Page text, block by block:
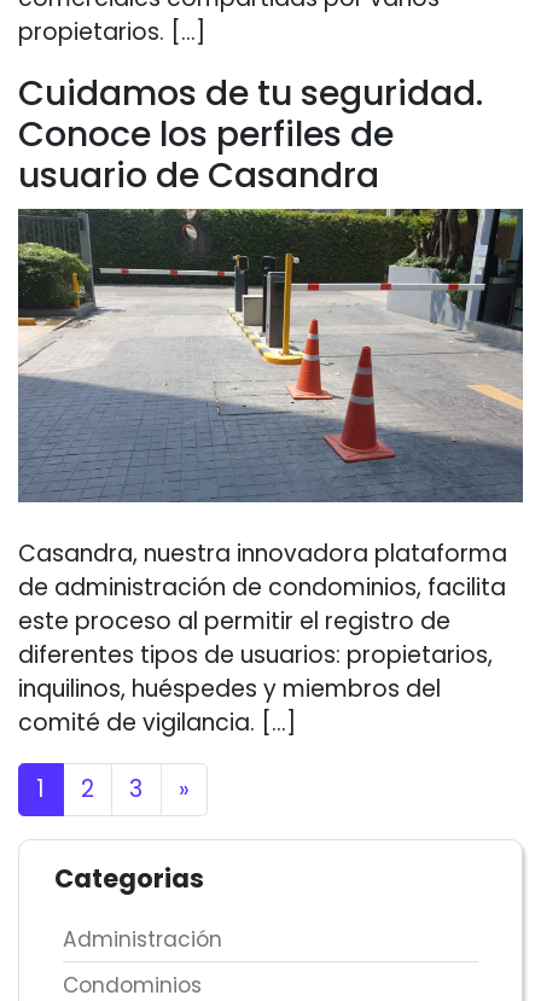
propietarios. […]
Cuidamos de tu seguridad.
Conoce los perfiles de
usuario de Casandra
Casandra, nuestra innovadora plataforma
de administración de condominios, facilita
este proceso al permitir el registro de
diferentes tipos de usuarios: propietarios,
inquilinos, huéspedes y miembros del
comité de vigilancia. […]
Posts navigation
1 2 3 »
Categorias
Administración
Condominios